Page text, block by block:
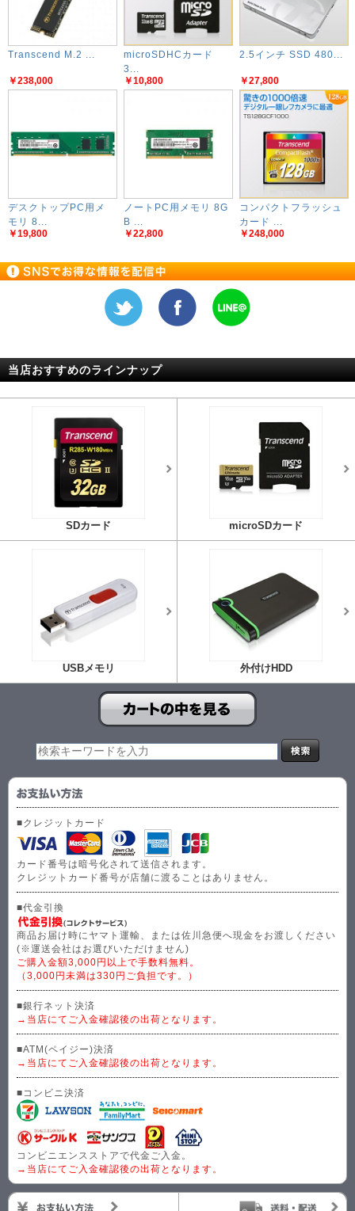
Transcend M.2 ...
￥238,000
microSDHCカード
3...
￥10,800
2.5インチ SSD 480...
￥27,800
デスクトップPC用メ
モリ 8...
￥19,800
ノートPC用メモリ 8G
B ...
￥22,800
コンパクトフラッシュ
カード ...
￥248,000
当店おすすめのラインナップ
SDカード microSDカード
USBメモリ 外付けHDD
■クレジットカード
カード番号は暗号化されて送信されます。
クレジットカード番号が店舗に渡ることはありません。
■代金引換
商品お届け時にヤマト運輸、または佐川急便へ現金をお渡しください
(※運送会社はお選びいただけません)
ご購入金額3,000円以上で手数料無料。
（3,000円未満は330円ご負担です。）
■銀行ネット決済
→当店にてご入金確認後の出荷となります。
■ATM(ペイジー)決済
→当店にてご入金確認後の出荷となります。
■コンビニ決済
コンビニエンスストアで代金ご入金。
→当店にてご入金確認後の出荷となります。